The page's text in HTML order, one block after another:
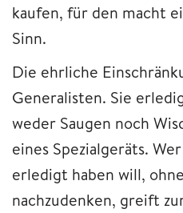
kaufen, für den macht
Sinn.
Die ehrliche
Generalisten. Sie
weder Saugen noch
eines Spezialgeräts.
erledigt haben will,
nachzudenken, greift